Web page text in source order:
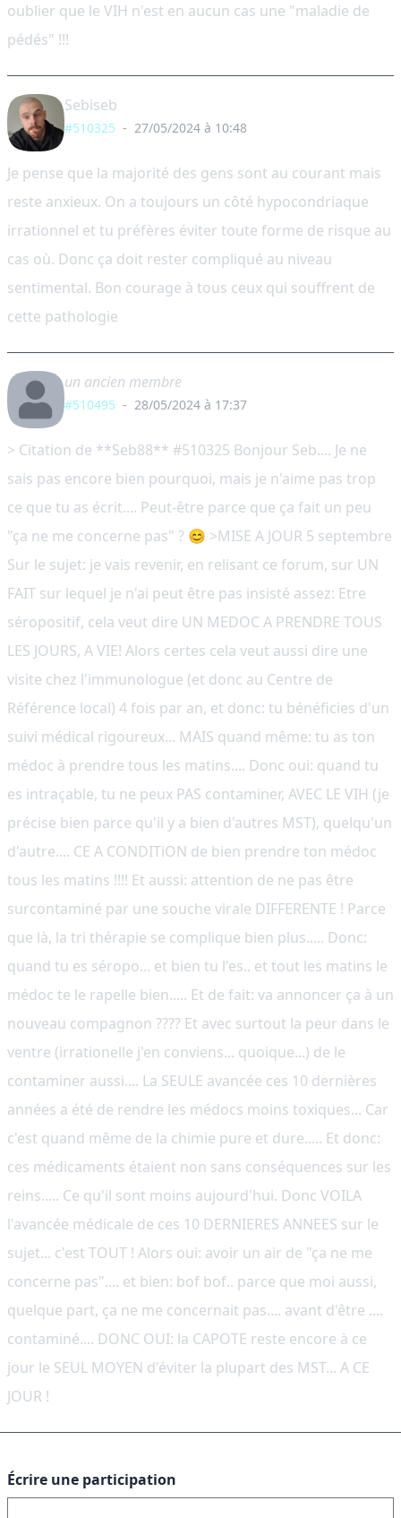
oublier que le VIH n'est en aucun cas une "maladie de
pédés" !!!
Sebiseb
#510325 - 27/05/2024 à 10:48
Je pense que la majorité des gens sont au courant mais
reste anxieux. On a toujours un côté hypocondriaque
irrationnel et tu préfères éviter toute forme de risque au
cas où. Donc ça doit rester compliqué au niveau
sentimental. Bon courage à tous ceux qui souffrent de
cette pathologie
un ancien membre
#510495 - 28/05/2024 à 17:37
> Citation de **Seb88** #510325 Bonjour Seb.... Je ne
sais pas encore bien pourquoi, mais je n'aime pas trop
ce que tu as écrit.... Peut-être parce que ça fait un peu
"ça ne me concerne pas" ? 😊 >MISE A JOUR 5 septembre
Sur le sujet: je vais revenir, en relisant ce forum, sur UN
FAIT sur lequel je n'ai peut être pas insisté assez: Etre
séropositif, cela veut dire UN MEDOC A PRENDRE TOUS
LES JOURS, A VIE! Alors certes cela veut aussi dire une
visite chez l'immunologue (et donc au Centre de
Référence local) 4 fois par an, et donc: tu bénéficies d'un
suivi médical rigoureux... MAIS quand même: tu as ton
médoc à prendre tous les matins.... Donc oui: quand tu
es intraçable, tu ne peux PAS contaminer, AVEC LE VIH (je
précise bien parce qu'il y a bien d'autres MST), quelqu'un
d'autre.... CE A CONDITiON de bien prendre ton médoc
tous les matins !!!! Et aussi: attention de ne pas être
surcontaminé par une souche virale DIFFERENTE ! Parce
que là, la tri thérapie se complique bien plus..... Donc:
quand tu es séropo... et bien tu l'es.. et tout les matins le
médoc te le rapelle bien..... Et de fait: va annoncer ça à un
nouveau compagnon ???? Et avec surtout la peur dans le
ventre (irrationelle j'en conviens... quoique...) de le
contaminer aussi.... La SEULE avancée ces 10 dernières
années a été de rendre les médocs moins toxiques... Car
c'est quand même de la chimie pure et dure..... Et donc:
ces médicaments étaient non sans conséquences sur les
reins..... Ce qu'il sont moins aujourd'hui. Donc VOILA
l'avancée médicale de ces 10 DERNIERES ANNEES sur le
sujet... c'est TOUT ! Alors oui: avoir un air de "ça ne me
concerne pas".... et bien: bof bof.. parce que moi aussi,
quelque part, ça ne me concernait pas.... avant d'être ....
contaminé.... DONC OUI: la CAPOTE reste encore à ce
jour le SEUL MOYEN d'éviter la plupart des MST... A CE
JOUR !
Écrire une participation